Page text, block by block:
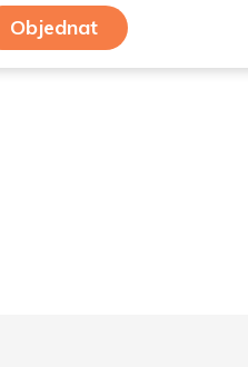
Objednat